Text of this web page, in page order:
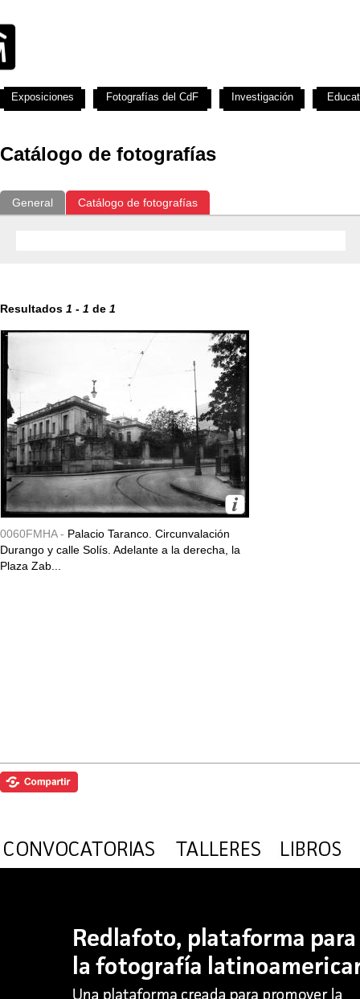
Catálogo de fotografías
General Catálogo de fotografías
Resultados 1 - 1 de 1
0060FMHA - Palacio Taranco. Circunvalación
Durango y calle Solís. Adelante a la derecha, la
Plaza Zab...
Exposiciones Fotografías del CdF Investigación